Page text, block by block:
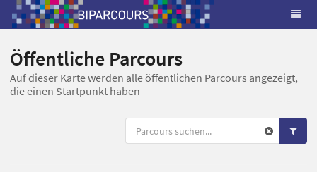
Öffentliche Parcours
Auf dieser Karte werden alle öffentlichen Parcours angezeigt,
die einen Startpunkt haben